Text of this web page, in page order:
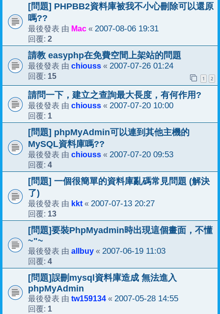
[問題] PHPBB2資料庫被我不小心刪除可以還原
嗎??
最後發表 由 Mac « 2007-08-06 19:31
回覆: 2
請教 easyphp在免費空間上架站的問題
最後發表 由 chiouss « 2007-07-26 01:24
回覆: 15 1 2
請問一下，建立之查詢最大長度，有何作用?
最後發表 由 chiouss « 2007-07-20 10:00
回覆: 1
[問題] phpMyAdmin可以連到其他主機的
MySQL資料庫嗎??
最後發表 由 chiouss « 2007-07-20 09:53
回覆: 4
[問題] 一個很簡單的資料庫亂碼常見問題 (解決
了)
最後發表 由 kkt « 2007-07-13 20:27
回覆: 13
[問題]要裝PhpMyadmin時出現這個畫面，不懂
~"~
最後發表 由 allbuy « 2007-06-19 11:03
回覆: 4
[問題]誤刪mysql資料庫造成 無法進入
phpMyAdmin
最後發表 由 tw159134 « 2007-05-28 14:55
回覆: 1